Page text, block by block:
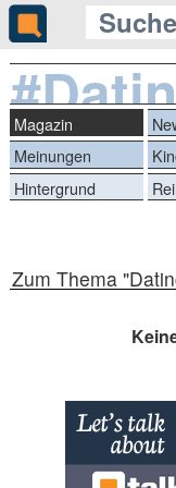
Magazin
Meinungen
Hintergrund
Zum Thema